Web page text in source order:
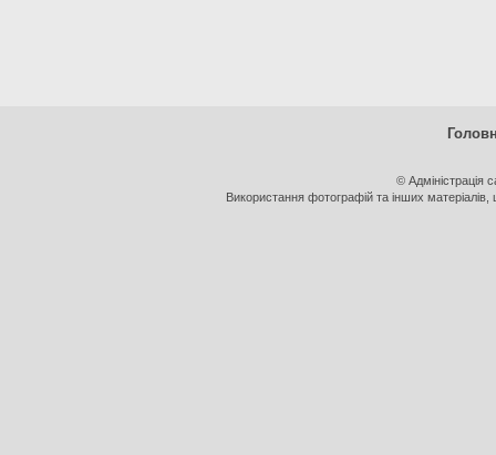
© Адміністрація
Використання фотографій та інших матеріалів,